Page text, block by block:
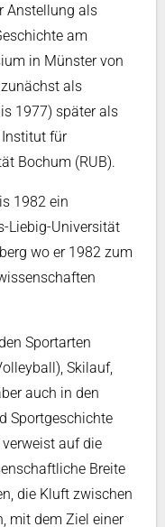
Anstellung als
am
in Münster von
als
1977) später als
Institut für
Bochum (RUB).
1982 ein
Liebig-Universität
wo er 1982 zum
Sportarten
Skilauf,
auch in den
Sportgeschichte
auf die
Breite
die Kluft zwischen
mit dem Ziel einer